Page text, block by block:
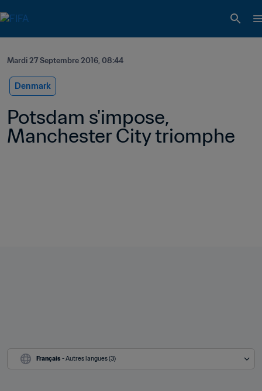
Mardi 27 Septembre 2016, 08:44
Denmark
Potsdam s'impose,
Manchester City triomphe
Français - Autres langues (3)